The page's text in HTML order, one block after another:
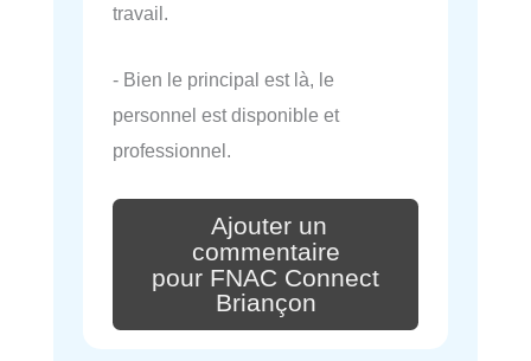
travail.
- Bien le principal est là, le
personnel est disponible et
professionnel.
Ajouter un
commentaire
pour FNAC Connect
Briançon